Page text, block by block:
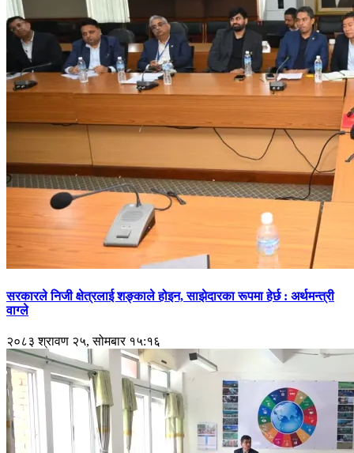
सरकारले निजी क्षेत्रलाई शङ्काले होइन, साझेदारका रूपमा हेर्छ : अर्थमन्त्री
वाग्ले
२०८३ श्रावण २५, सोमबार १५:१६